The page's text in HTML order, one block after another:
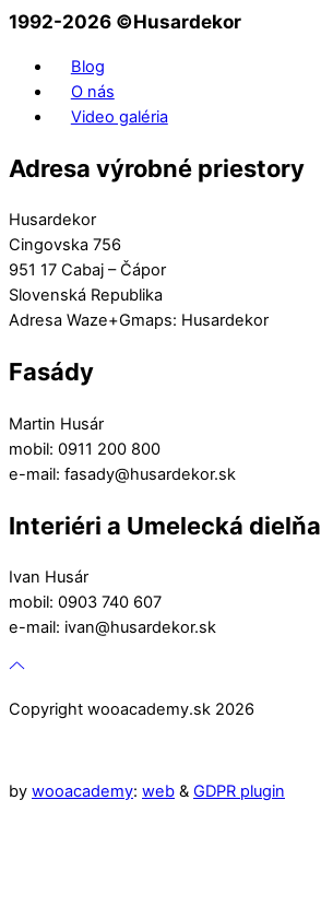
1992-2026 ©️Husardekor
Blog
O nás
Video galéria
Adresa výrobné priestory
Husardekor
Cingovska 756
951 17 Cabaj – Čápor
Slovenská Republika
Adresa Waze+Gmaps: Husardekor
Fasády
Martin Husár
mobil: 0911 200 800
e-mail: fasady@husardekor.sk
Interiéri a Umelecká dielňa
Ivan Husár
mobil: 0903 740 607
e-mail: ivan@husardekor.sk
Copyright wooacademy.sk 2026
by wooacademy: web & GDPR plugin